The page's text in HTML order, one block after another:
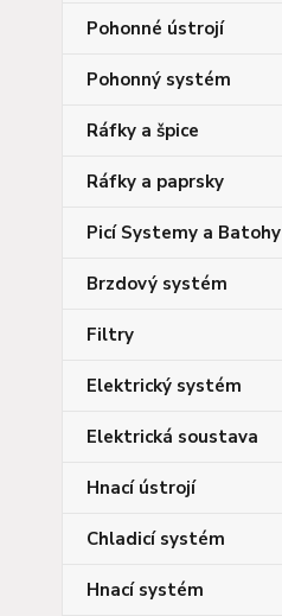
Pohonné ústrojí
Pohonný systém
Ráfky a špice
Ráfky a paprsky
Picí Systemy a Batohy
Brzdový systém
Filtry
Elektrický systém
Elektrická soustava
Hnací ústrojí
Chladicí systém
Hnací systém